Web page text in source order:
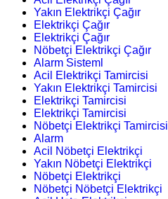
Yakın Elektrikçi Çağır
Elektrikçi Çağır
Elektrikçi Çağır
Nöbetçi Elektrikçi Çağır
Alarm Sisteml
Acil Elektrikçi Tamircisi
Yakın Elektrikçi Tamircisi
Elektrikçi Tamircisi
Elektrikçi Tamircisi
Nöbetçi Elektrikçi Tamircisi
Alarm
Acil Nöbetçi Elektrikçi
Yakın Nöbetçi Elektrikçi
Nöbetçi Elektrikçi
Nöbetçi Nöbetçi Elektrikçi